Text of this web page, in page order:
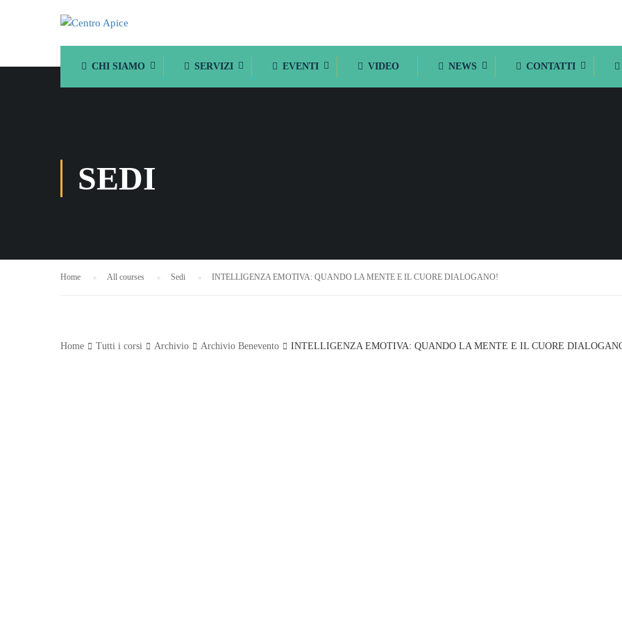
CHI SIAMO SERVIZI EVENTI VIDEO NEWS CONTATTI
SEDI
Home All courses Sedi INTELLIGENZA EMOTIVA: QUANDO LA MENTE E IL CUORE DIALOGANO!
Home Tutti i corsi Archivio Archivio Benevento INTELLIGENZA EMOTIVA: QUANDO LA MENTE E IL CUORE